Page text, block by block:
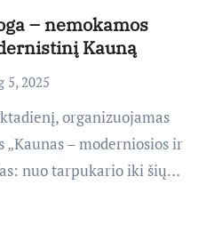
– nemokamos
Kauną
5, 2025
organizuojamas
– moderniosios ir
nuo tarpukario iki šių…